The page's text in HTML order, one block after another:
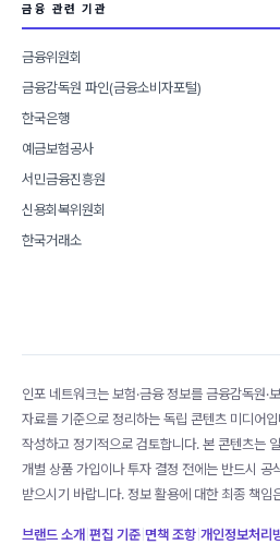
금융 관련 기관
금융위원회
금융감독원 파인(금융소비자포털)
한국은행
예금보험공사
서민금융진흥원
신용회복위원회
한국거래소
인포 네트워크는 보험·금융 정보를 금융감독원·
자료를 기준으로 정리하는 독립 콘텐츠 미디어
작성하고 정기적으로 검토합니다. 본 콘텐츠는
개별 상품 가입이나 투자 결정 전에는 반드시 공
받으시기 바랍니다. 정보 활용에 대한 최종 책임
브랜드 소개 편집 기준 면책 조항 개인정보처리